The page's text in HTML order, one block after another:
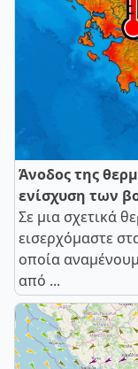
Άνοδος της
ενίσχυση των
Σε μια σχετικά
εισερχόμαστε
οποία
από ...